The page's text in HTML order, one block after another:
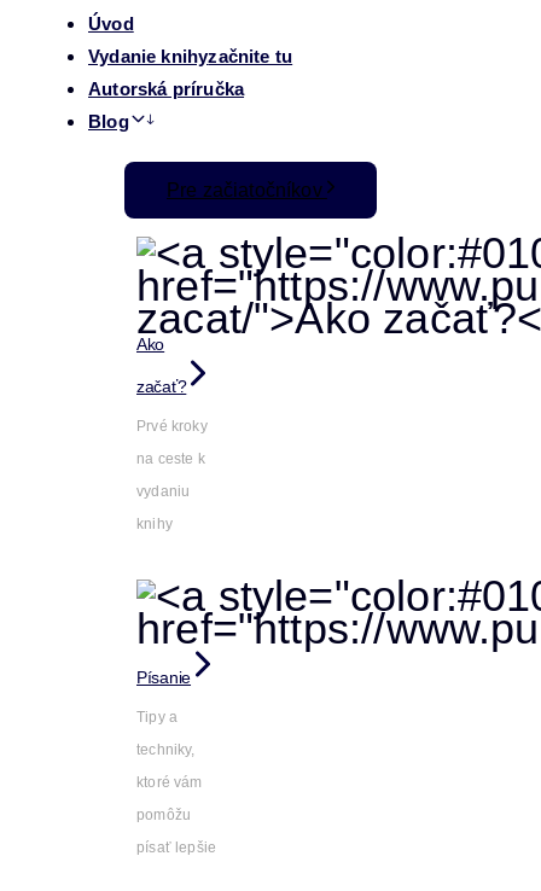
Úvod
Vydanie knihyzačnite tu
Autorská príručka
Blog
Pre začiatočníkov
Ako
začať?
Prvé kroky
na ceste k
vydaniu
knihy
Písanie
Tipy a
techniky,
ktoré vám
pomôžu
písať lepšie